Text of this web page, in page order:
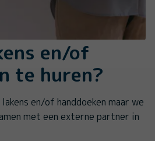
en/of
te huren?
en/of handdoeken maar we
met een externe partner in